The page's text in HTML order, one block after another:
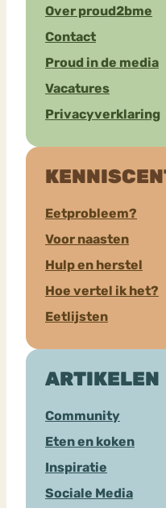
Over proud2bme
Contact
Proud in de media
Vacatures
Privacyverklaring
Eetprobleem?
Voor naasten
Hulp en herstel
Hoe vertel ik het?
Eetlijsten
ARTIKELEN
Community
Eten en koken
Inspiratie
Sociale Media